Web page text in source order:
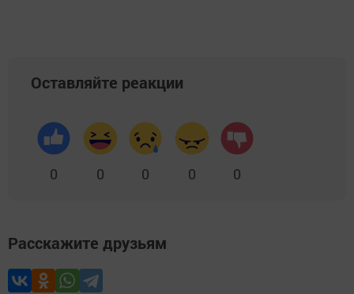
Оставляйте реакции
0 0 0 0 0
Расскажите друзьям